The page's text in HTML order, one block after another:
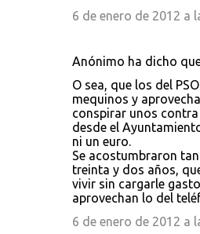
6 de enero de 2012 a
Anónimo ha dicho
O sea, que los del
mequinos y
conspirar unos
desde el
ni un euro.
Se acostumbraron
treinta y dos años,
vivir sin cargarle
aprovechan lo del
6 de enero de 2012 a